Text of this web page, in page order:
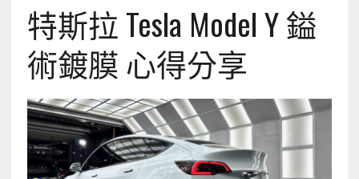
特斯拉 Tesla Model Y 鎰
術鍍膜 心得分享